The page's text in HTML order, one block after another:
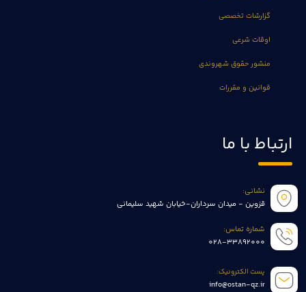
گزارشات تخصصی
اوقات شرعی
منشور حقوق شهروندی
قوانین و مقررات
ارتباط با ما
نشانی:
قزوین - میدان سرداران-خیابان شهید سلیمانی
شماره تماس:
028-33892000
پست الکترونیک:
info@ostan-qz.ir